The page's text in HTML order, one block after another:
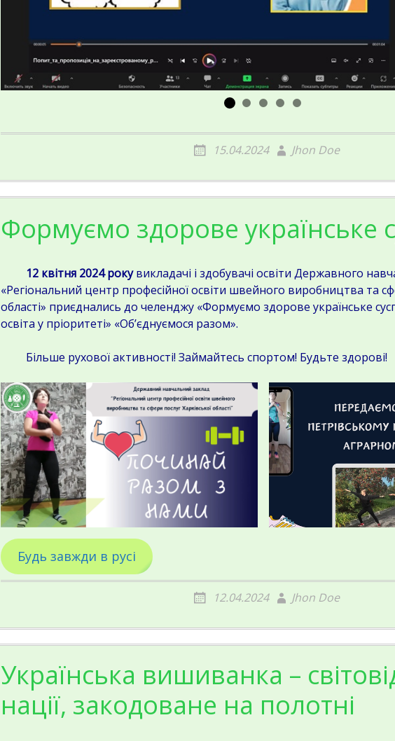
15.04.2024 Jhon Doe
Формуємо здорове українське
12 квітня 2024 рокувикладачі і здобувачі освіти Державного
«Регіональний центр професійної освіти швейного виробництва та
області» приєднались до челенджу «Формуємо здорове українське
освіта у пріоритеті» «Об’єднуємося разом».
Більше рухової активності! Займайтесь спортом! Будьте здорові!
Будь завжди в русі
12.04.2024 Jhon Doe
Українська вишиванка –
нації, закодоване на полотні